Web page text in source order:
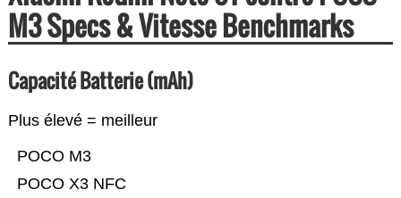
M3 Specs & Vitesse Benchmarks
Capacité Batterie (mAh)
Plus élevé = meilleur
POCO X3 NFC
POCO M3